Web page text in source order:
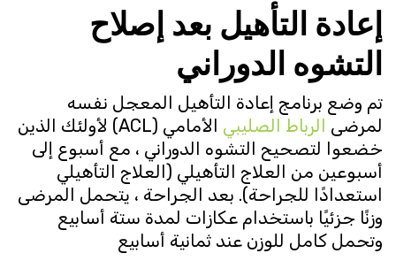
إعادة التأهيل بعد إصلاح
التشوه الدوراني
تم وضع برنامج إعادة التأهيل المعجل نفسه
لمرضىالرباط الصليبي
الأمامي (ACL) لأولئك الذين
خضعوا لتصحيح التشوه الدوراني ، مع أسبوع إلى
أسبوعين من العلاج التأهيلي (العلاج التأهيلي
استعدادًا للجراحة). بعد الجراحة ، يتحمل المرضى
وزنًا جزئيًا باستخدام عكازات لمدة ستة أسابيع
وتحمل كامل للوزن عند ثمانية أسابيع